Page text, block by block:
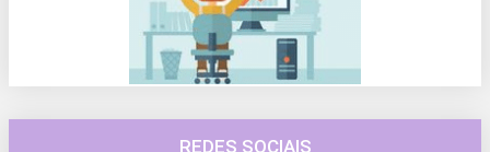
REDES SOCIAIS